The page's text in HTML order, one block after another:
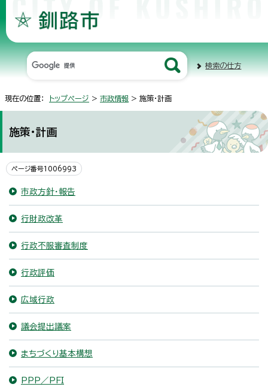
検索の仕方
現在の位置： トップページ > 市政情報 > 施策・計画
施策・計画
ページ番号1006993
市政方針・報告
行財政改革
行政不服審査制度
行政評価
広域行政
議会提出議案
まちづくり基本構想
PPP／PFI